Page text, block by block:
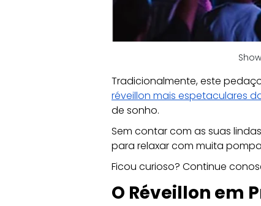
Tradicionalmente, este
réveillon mais espetaculares
de sonho.
Sem contar com as suas
para relaxar com muita
Ficou curioso? Continue
O Réveillon em